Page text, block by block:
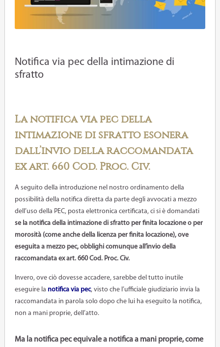
Notifica via pec della intimazione di
sfratto
La notifica via pec della
intimazione di sfratto esonera
dall’invio della raccomandata
ex art. 660 Cod. Proc. Civ.
A seguito della introduzione nel nostro ordinamento della
possibilità della notifica diretta da parte degli avvocati a mezzo
dell’uso della PEC, posta elettronica certificata, ci si è domandati
se la notifica della intimazione di sfratto per finita locazione o per
morosità (come anche della licenza per finita locazione), ove
eseguita a mezzo pec, obblighi comunque all’invio della
raccomandata ex art. 660 Cod. Proc. Civ.
Invero, ove ciò dovesse accadere, sarebbe del tutto inutile
eseguire la notifica via pec, visto che l’ufficiale giudiziario invia la
raccomandata in parola solo dopo che lui ha eseguito la notifica,
non a mani proprie, dell’atto.
Ma la notifica pec equivale a notifica a mani proprie, come